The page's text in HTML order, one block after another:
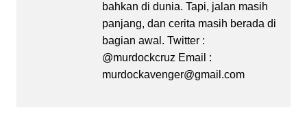
bahkan di dunia. Tapi, jalan masih
panjang, dan cerita masih berada di
bagian awal. Twitter :
@murdockcruz Email :
murdockavenger@gmail.com